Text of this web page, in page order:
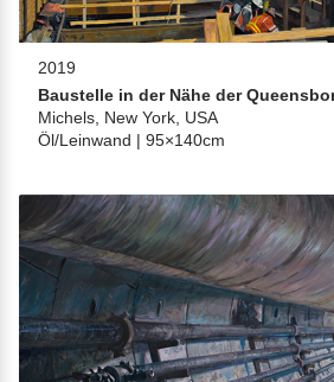
2019
Baustelle in der Nähe der
Michels, New York, USA
Öl/Leinwand | 95×140cm